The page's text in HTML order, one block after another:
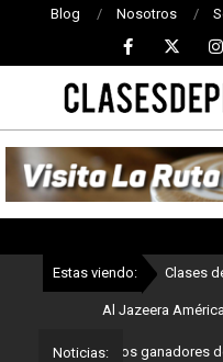
Blog Nosotros
CLASES
DE
Estas viendo: Clases
Al Jazeera
Noticias:
Estos son los ganadores del